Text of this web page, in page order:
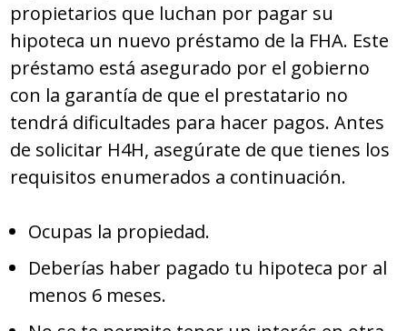
propietarios que luchan por pagar su
hipoteca un nuevo préstamo de la FHA. Este
préstamo está asegurado por el gobierno
con la garantía de que el prestatario no
tendrá dificultades para hacer pagos. Antes
de solicitar H4H, asegúrate de que tienes los
requisitos enumerados a continuación.
Ocupas la propiedad.
Deberías haber pagado tu hipoteca por al
menos 6 meses.